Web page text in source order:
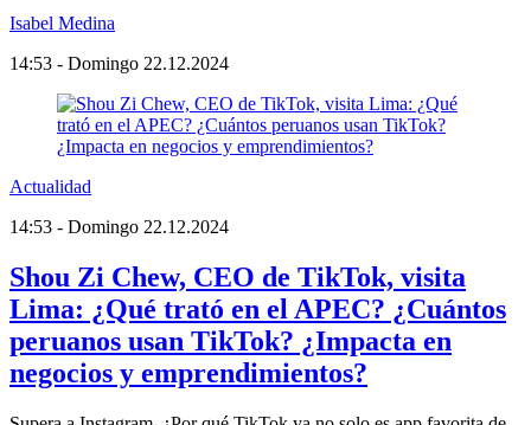
Isabel Medina
14:53 - Domingo 22.12.2024
Actualidad
14:53 - Domingo 22.12.2024
Shou Zi Chew, CEO de TikTok, visita
Lima: ¿Qué trató en el APEC? ¿Cuántos
peruanos usan TikTok? ¿Impacta en
negocios y emprendimientos?